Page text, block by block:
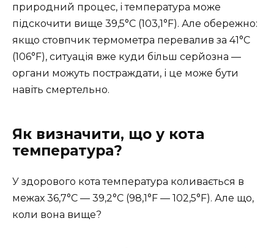
природний процес, і температура може
підскочити вище 39,5°C (103,1°F). Але обережно:
якщо стовпчик термометра перевалив за 41°C
(106°F), ситуація вже куди більш серйозна —
органи можуть постраждати, і це може бути
навіть смертельно.
Як визначити, що у кота
температура?
У здорового кота температура коливається в
межах 36,7°C — 39,2°C (98,1°F — 102,5°F). Але що,
коли вона вище?